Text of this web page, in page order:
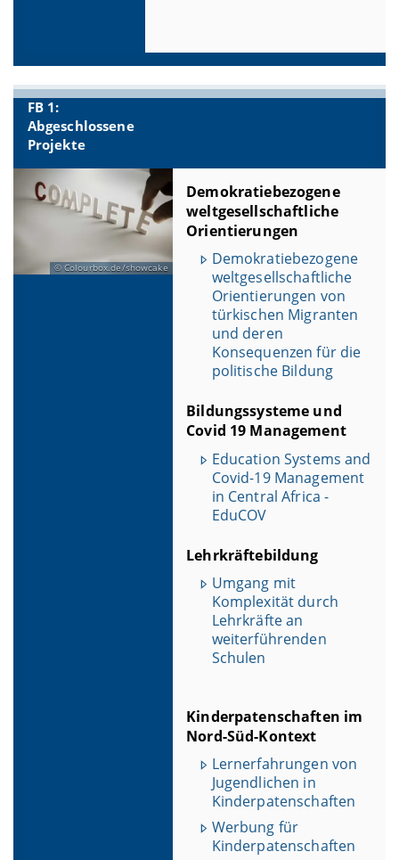
FB 1:
Abgeschlossene
Projekte
Colourbox.de/showcake
Demokratiebezogene
weltgesellschaftliche
Orientierungen
Demokratiebezogene
weltgesellschaftliche
Orientierungen von
türkischen Migranten
und deren
Konsequenzen für die
politische Bildung
Bildungssysteme und
Covid 19 Management
Education Systems and
Covid-19 Management
in Central Africa -
EduCOV
Lehrkräftebildung
Umgang mit
Komplexität durch
Lehrkräfte an
weiterführenden
Schulen
Kinderpatenschaften im
Nord-Süd-Kontext
Lernerfahrungen von
Jugendlichen in
Kinderpatenschaften
Werbung für
Kinderpatenschaften